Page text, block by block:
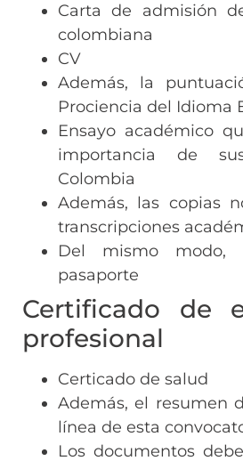
Carta de admisión
colombiana
CV
Además, la
Prociencia del Idioma
Ensayo académico
importancia de
Colombia
Además, las copias
transcripciones
Del mismo modo,
pasaporte
Certificado de
profesional
Certicado de salud
Además, el resumen
línea de esta
Los documentos